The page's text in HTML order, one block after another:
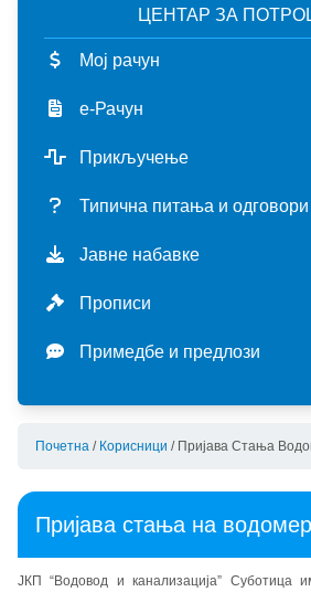
ПОЧЕТНА
О НАМА
лична карта
КОРИСНИЦИ
ценовник услуга
сепарат
ДЕЛАТНОСТИ
водоснабдевање
отпадне воде
УПРАВЉАЊЕ
инвестиције
финансије
СТАНДАРДИ
интегрисани менаџмент систем (имс)
ЦЕНТАР ЗА
Мој рачун
е-Рачун
Прикључење
Типична питања и одговори
Јавне набавке
Прописи
Примедбе и предлози
Почетна / Корисници / Пријава Стања
Пријава стања на
ЈКП “Водовод и канализација” Суботица